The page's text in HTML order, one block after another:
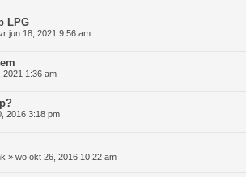
LPG
jun 18, 2021 9:56 am
2021 1:36 am
2016 3:18 pm
» wo okt 26, 2016 10:22 am